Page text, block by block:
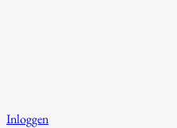
Inloggen